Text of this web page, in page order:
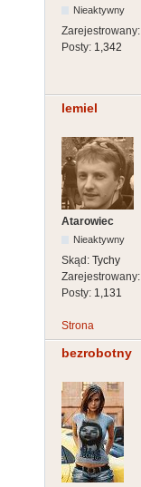
Nieaktywny
Zarejestrowany:
Posty: 1,342
lemiel
Atarowiec
Nieaktywny
Skąd: Tychy
Zarejestrowany:
Posty: 1,131
Strona
bezrobotny